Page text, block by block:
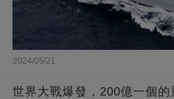
2024/05/21
世界大戰爆發，200億一個